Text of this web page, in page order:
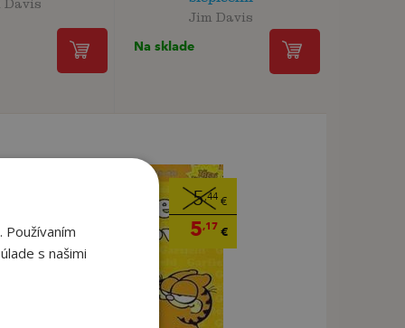
Jim Davis
Na sklade
5,44€
5,17 €
s našimi